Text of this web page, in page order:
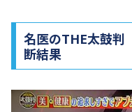
名医のTHE太鼓
断結果